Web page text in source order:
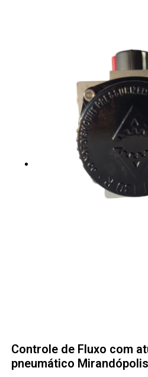
Controle de Fluxo com
pneumático Mirandópolis